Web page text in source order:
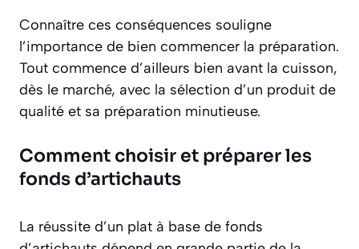
Connaître ces conséquences souligne
l’importance de bien commencer la préparation.
Tout commence d’ailleurs bien avant la cuisson,
dès le marché, avec la sélection d’un produit de
qualité et sa préparation minutieuse.
Comment choisir et préparer les
fonds d’artichauts
La réussite d’un plat à base de fonds